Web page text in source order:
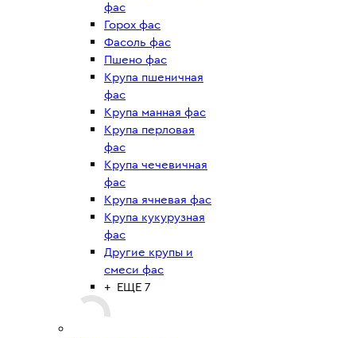
фас
Горох фас
Фасоль фас
Пшено фас
Крупа пшеничная
фас
Крупа манная фас
Крупа перловая
фас
Крупа чечевичная
фас
Крупа ячневая фас
Крупа кукурузная
фас
Другие крупы и
смеси фас
+ ЕЩЕ 7